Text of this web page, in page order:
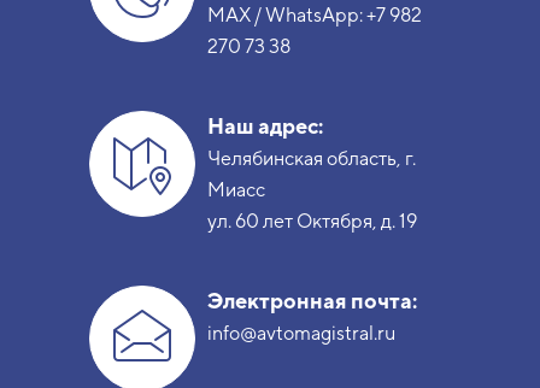
MAX / WhatsApp:+7 982
270 73 38
Наш адрес:
Челябинская область, г.
Миасс
ул. 60 лет Октября, д. 19
Электронная почта:
info@avtomagistral.ru